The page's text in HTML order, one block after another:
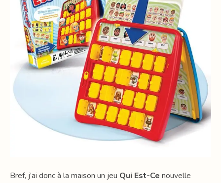
Bref, j’ai donc à la maison un jeu Qui Est-Ce nouvelle